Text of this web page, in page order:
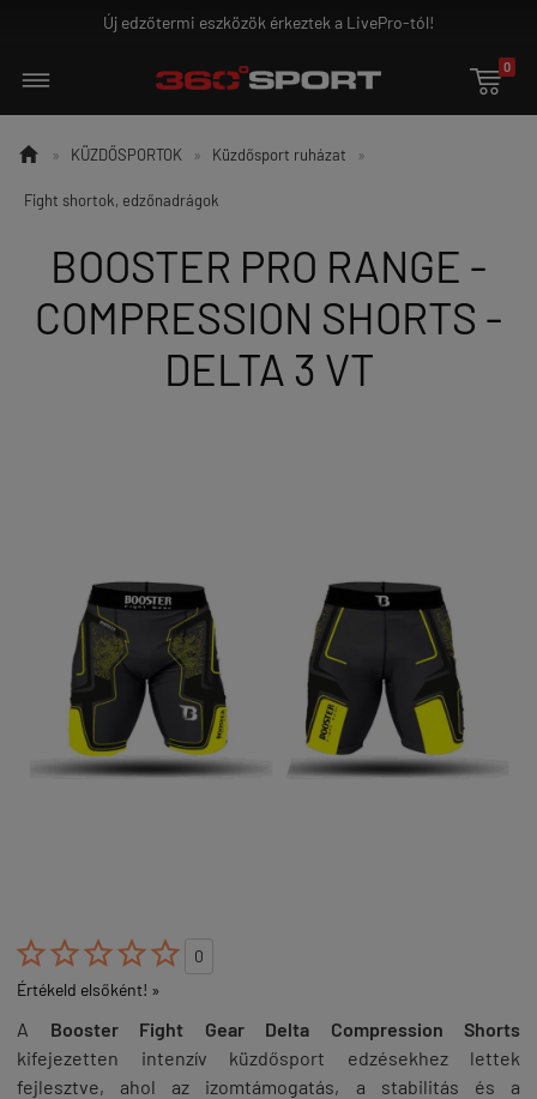
a LivePro-tól! Ground Game - az igazi

0
 » KÜZDŐSPORTOK » Küzdősport ruházat »
Fight shortok, edzőnadrágok
BOOSTER PRO RANGE -
COMPRESSION SHORTS -
DELTA 3 VT

0
Értékeld elsőként! »
A Booster Fight Gear Delta Compression Shorts
kifejezetten intenzív küzdősport edzésekhez lettek
fejlesztve, ahol az izomtámogatás, a stabilitás és a